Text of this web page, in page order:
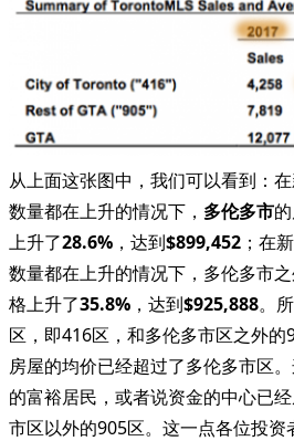
从上面这张图中，我们可以看到：
数量都在上升的情况下， 多伦多市
上升了28.6% ，达到$899,452 ；在
数量都在上升的情况下，多伦多市
格上升了35.8% ，达到$925,888。
区，即416区，和多伦多市区之外
房屋的均价已经超过了多伦多市区
的富裕居民，或者说资金的中心已
市区以外的905区。这一点各位投资